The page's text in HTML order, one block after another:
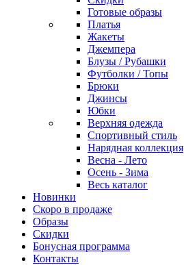
Готовые образы
Платья
Жакеты
Джемпера
Блузы / Рубашки
Футболки / Топы
Брюки
Джинсы
Юбки
Верхняя одежда
Спортивный стиль
Нарядная коллекция
Весна - Лето
Осень - Зима
Весь каталог
Новинки
Скоро в продаже
Образы
Скидки
Бонусная программа
Контакты